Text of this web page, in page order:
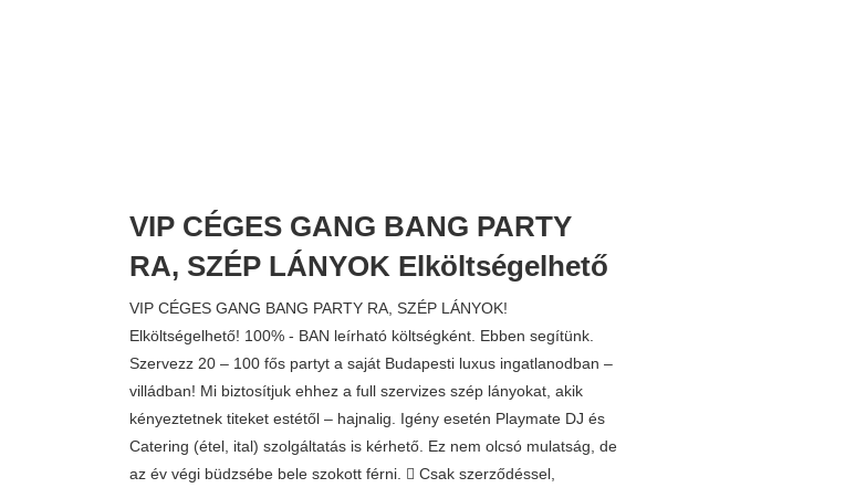
VIP CÉGES GANG BANG PARTY
RA, SZÉP LÁNYOK Elköltségelhető
VIP CÉGES GANG BANG PARTY RA, SZÉP LÁNYOK!
Elköltségelhető! 100% - BAN leírható költségként. Ebben segítünk.
Szervezz 20 – 100 fős partyt a saját Budapesti luxus ingatlanodban –
villádban! Mi biztosítjuk ehhez a full szervizes szép lányokat, akik
kényeztetnek titeket estétől – hajnalig. Igény esetén Playmate DJ és
Catering (étel, ital) szolgáltatás is kérhető. Ez nem olcsó mulatság, de
az év végi büdzsébe bele szokott férni.  Csak szerződéssel,